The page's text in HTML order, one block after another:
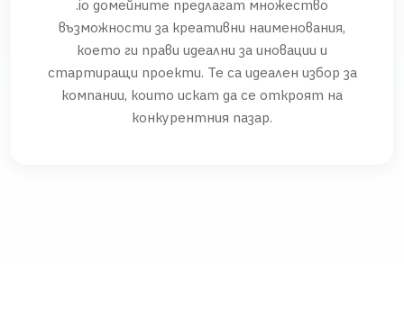
.io домейните предлагат множество
възможности за креативни наименования,
което ги прави идеални за иновации и
стартиращи проекти. Те са идеален избор за
компании, които искат да се откроят на
конкурентния пазар.